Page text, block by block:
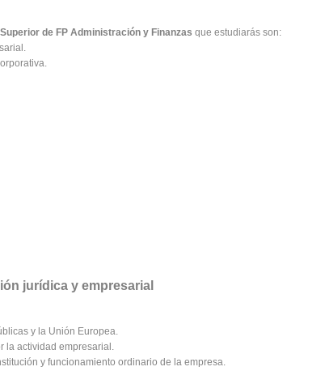
de FP Administración y Finanzas que estudiarás son:
jurídica y empresarial
y la Unión Europea.
la actividad empresarial.
y funcionamiento ordinario de la empresa.